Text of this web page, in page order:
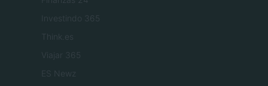
Investindo 365
Think.es
Viajar 365
ES Newz